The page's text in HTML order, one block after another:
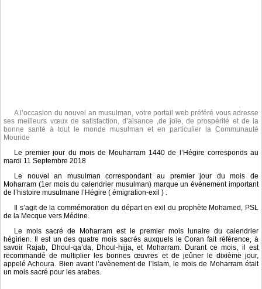
A l’occasion du nouvel an musulman, votre portail web préféré vous adresse
ses meilleurs vœux de satisfaction, d’aisance ,de joie, de prospérité et de la
bonne santé à tout le monde musulman et en particulier la Communauté
Mouride
Le premier jour du mois de Mouharram 1440 de l’Hégire corresponds au
mardi 11 Septembre 2018
Le nouvel an musulman correspondant au premier jour du mois de
Moharram (1er mois du calendrier musulman) marque un évènement important
de l’histoire musulmane l’Hégire ( émigration-exil ) .
Il s’agit de la commémoration du départ en exil du prophète Mohamed, PSL
de la Mecque vers Médine.
Le mois sacré de Moharram est le premier mois lunaire du calendrier
hégirien. Il est un des quatre mois sacrés auxquels le Coran fait référence, à
savoir Rajab, Dhoul-qa’da, Dhoul-hijja, et Moharram. Durant ce mois, il est
recommandé de multiplier les bonnes œuvres et de jeûner le dixième jour,
appelé Achoura. Bien avant l’avènement de l’Islam, le mois de Moharram était
un mois sacré pour les arabes.